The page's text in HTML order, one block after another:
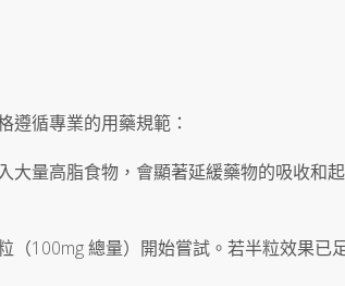
遵循專業的用藥規範：
量高脂食物，會顯著延緩藥物的吸收和
100mg 總量）開始嘗試。若半粒效果已